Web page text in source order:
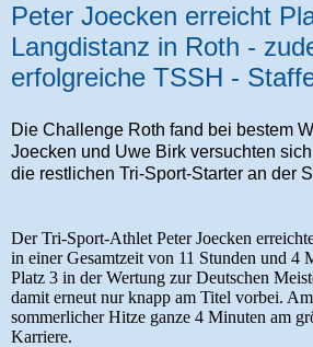
Peter Joecken erreicht
Langdistanz in Roth -
erfolgreiche TSSH -
Die Challenge Roth fand bei bestem
Joecken und Uwe Birk versuchten
die restlichen Tri-Sport-Starter an der
Der Tri-Sport-Athlet Peter Joecken
in einer Gesamtzeit von 11 Stunden und 4
Platz 3 in der Wertung zur Deutschen
damit erneut nur knapp am Titel vorbei.
sommerlicher Hitze ganze 4 Minuten am
Karriere.